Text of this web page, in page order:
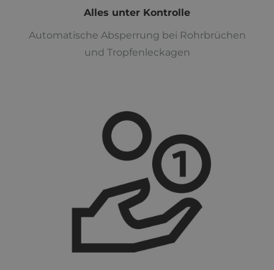
Alles unter Kontrolle
Automatische Absperrung bei Rohrbrüchen
und Tropfenleckagen